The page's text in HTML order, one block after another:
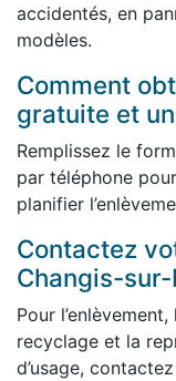
accidentés, en
modèles.
Comment
gratuite et
Remplissez le
par téléphone
planifier
Contactez
Changis-
Pour
recyclage et la
d’usage,